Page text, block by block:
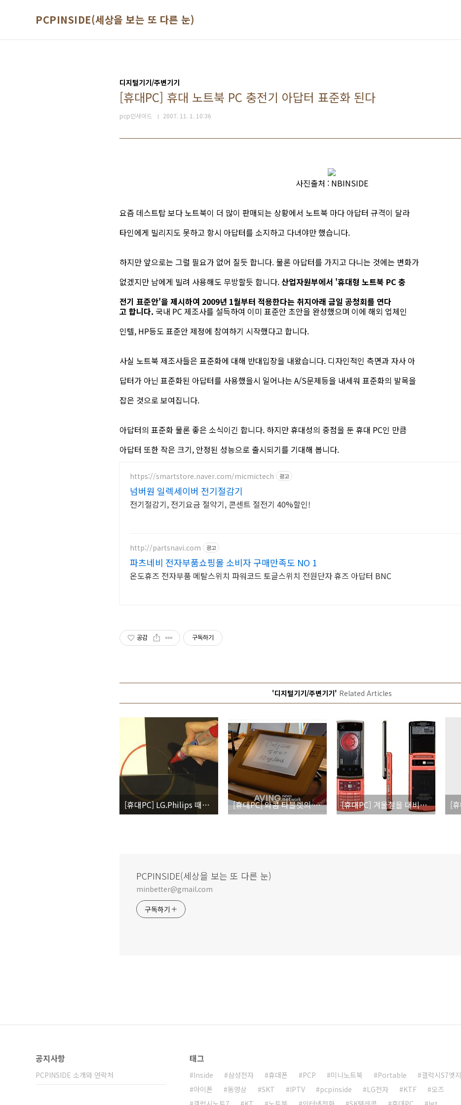
PCPINSIDE(세상을 보는 또 다른 눈)
디지털기기/주변기기
[휴대PC] 휴대 노트북 PC 충전기 아답터 표준화 된다
pcp인사이드 2007. 11. 1. 10:36
사진출처 : NBINSIDE
요즘 데스트탑 보다 노트북이 더 많이 판매되는 상황에서 노트북 마다 아답터 규격이 달라
타인에게 빌리지도 못하고 항시 아답터를 소지하고 다녀야만 했습니다.
하지만 앞으로는 그럴 필요가 없어 질듯 합니다. 물론 아답터를 가지고 다니는 것에는 변화가
없겠지만 남에게 빌려 사용해도 무방할듯 합니다.산업자원부에서 '휴대형 노트북 PC 충
전기 표준안'을 제시하여 2009년 1월부터 적용한다는 취지아래 금일 공청회를 연다
고 합니다. 국내 PC 제조사를 설득하여 이미 표준안 초안을 완성했으며 이에 해외 업체인
인텔, HP등도 표준안 제정에 참여하기 시작했다고 합니다.
사실 노트북 제조사들은 표준화에 대해 반대입장을 내왔습니다. 디자인적인 측면과 자사 아
답터가 아닌 표준화된 아답터를 사용했을시 일어나는 A/S문제등을 내세워 표준화의 발목을
잡은 것으로 보여집니다.
아답터의 표준화 물론 좋은 소식이긴 합니다. 하지만 휴대성의 중점을 둔 휴대 PC인 만큼
아답터 또한 작은 크기, 안정된 성능으로 출시되기를 기대해 봅니다.
https://smartstore.naver.com/micmictech 광고
넘버원 일렉세이버 전기절감기
전기절감기, 전기요금 절약기, 콘센트 절전기 40%할인!
http://partsnavi.com 광고
파츠네비 전자부품쇼핑몰 소비자 구매만족도 NO 1
온도휴즈 전자부품 메탈스위치 파워코드 토글스위치 전원단자 휴즈 아답터 BNC
공감 구독하기
'디지털기기/주변기기' Related Articles
[휴대PC] LG.Philips 때묻지 않는 LCD 개발 [휴대PC] 와콤 타블렛의 업그레이드 듀얼모니터로 활용 [휴대PC] 겨울철을 대비한 USB 제품
PCPINSIDE(세상을 보는 또 다른 눈)
minbetter@gmail.com
구독하기
공지사항
PCPINSIDE 소개와 연락처
태그
Inside 삼성전자 휴대폰 PCP 미니노트북 Portable
갤럭시S7엣지
아이폰
동영상 SKT IPTV pcpinside LG전자 KTF
오즈